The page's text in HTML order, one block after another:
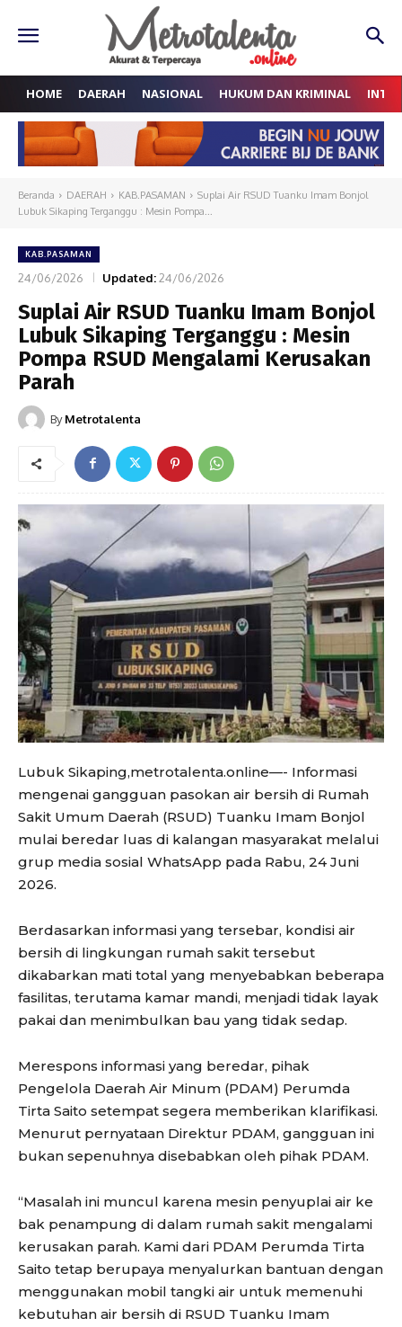
HOME DAERAH NASIONAL HUKUM DAN KRIMINAL
Beranda DAERAH KAB.PASAMAN
Suplai Air RSUD Tuanku Imam Bonjol
Lubuk Sikaping Terganggu : Mesin Pompa...
KAB.PASAMAN
24/06/2026 Updated:24/06/2026
Suplai Air RSUD Tuanku Imam Bonjol
Lubuk Sikaping Terganggu : Mesin
Pompa RSUD Mengalami Kerusakan
Parah
By Metrotalenta
Lubuk Sikaping,metrotalenta.online—- Informasi
mengenai gangguan pasokan air bersih di Rumah
Sakit Umum Daerah (RSUD) Tuanku Imam Bonjol
mulai beredar luas di kalangan masyarakat melalui
grup media sosial WhatsApp pada Rabu, 24 Juni
2026.
Berdasarkan informasi yang tersebar, kondisi air
bersih di lingkungan rumah sakit tersebut
dikabarkan mati total yang menyebabkan beberapa
fasilitas, terutama kamar mandi, menjadi tidak layak
pakai dan menimbulkan bau yang tidak sedap.
Merespons informasi yang beredar, pihak
Pengelola Daerah Air Minum (PDAM) Perumda
Tirta Saito setempat segera memberikan klarifikasi.
Menurut pernyataan Direktur PDAM, gangguan ini
bukan sepenuhnya disebabkan oleh pihak PDAM.
“Masalah ini muncul karena mesin penyuplai air ke
bak penampung di dalam rumah sakit mengalami
kerusakan parah. Kami dari PDAM Perumda Tirta
Saito tetap berupaya menyalurkan bantuan dengan
menggunakan mobil tangki air untuk memenuhi
kebutuhan air bersih di RSUD Tuanku Imam